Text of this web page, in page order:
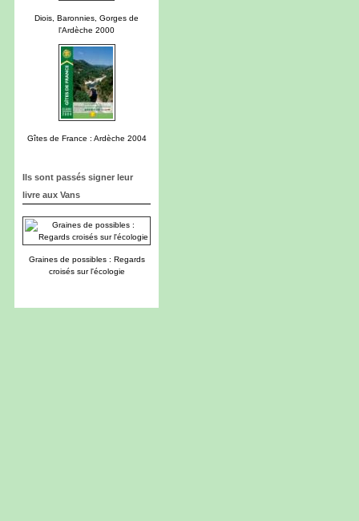
Diois, Baronnies, Gorges de
l'Ardèche 2000
Gîtes de France : Ardèche 2004
Ils sont passés signer leur
livre aux Vans
Graines de possibles : Regards
croisés sur l'écologie